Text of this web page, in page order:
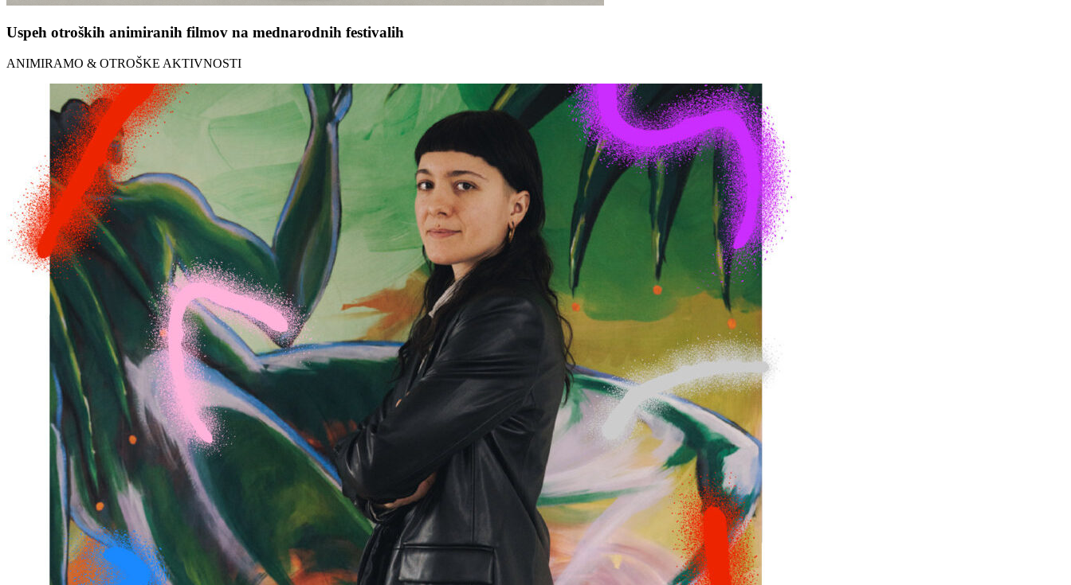
Uspeh otroških animiranih filmov na mednarodnih festivalih
ANIMIRAMO & OTROŠKE AKTIVNOSTI